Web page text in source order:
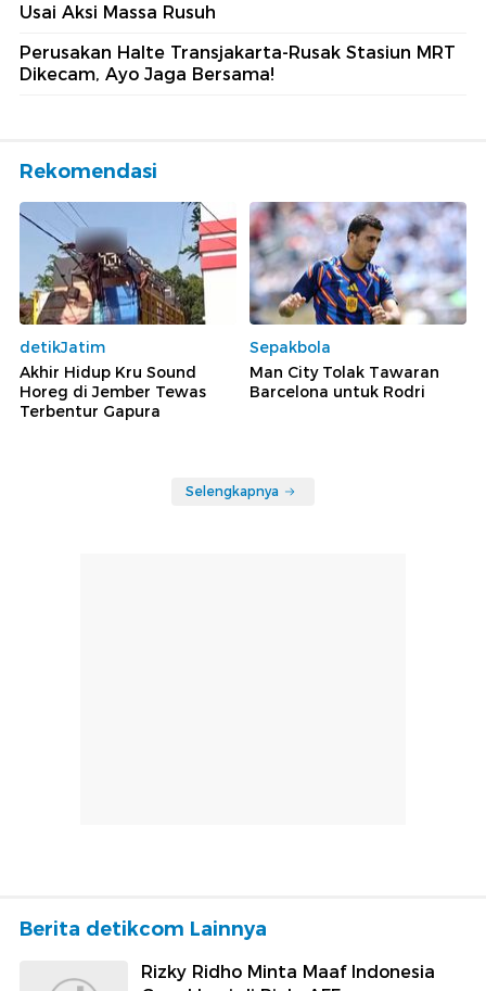
Usai Aksi Massa Rusuh
Perusakan Halte Transjakarta-Rusak Stasiun MRT
Dikecam, Ayo Jaga Bersama!
Rekomendasi
detikJatim
Akhir Hidup Kru Sound
Horeg di Jember Tewas
Terbentur Gapura
Sepakbola
Man City Tolak Tawaran
Barcelona untuk Rodri
Selengkapnya
Berita detikcom Lainnya
Rizky Ridho Minta Maaf Indonesia